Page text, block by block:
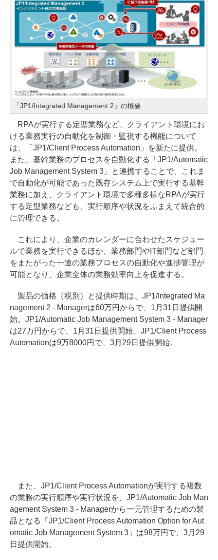
「JP1/Integrated Management 2」の概要
RPAが実行する定型業務など、クライアント環境にお
ける業務実行の自動化を制御・監視する機能について
は、「JP1/Client Process Automation」を新たに提供。
また、基幹業務のプロセスを自動化する「JP1/Automatic
Job Management System 3」と連携することで、これま
で自動化が可能であった既存システム上で実行する基幹
業務に加え、クライアント環境で多種多様なRPAが実行
する定型業務なども、実行順序や状況をふまえて統合的
に管理できる。
これにより、企業のカレンダーに合わせたスケジュー
ルで業務を実行できるほか、業務部門やIT部門など部門
をまたがった一連の業務プロセスの自動化や進捗管理が
可能となり、企業全体の業務効率向上を促進する。
製品の価格（税別）と提供時期は、JP1/Integrated Ma
nagement 2 - Managerは60万円からで、1月31日提供開
始。JP1/Automatic Job Management System 3 - Manager
は27万円からで、1月31日提供開始。JP1/Client Process
Automationは9万8000円で、3月29日提供開始。
また、JP1/Client Process Automationが実行する複数
の業務の実行順序や実行状況を、JP1/Automatic Job Man
agement System 3 - Managerから一元管理するための製
品となる「JP1/Client Process Automation Option for Aut
omatic Job Management System 3」は98万円で、3月29
日提供開始。